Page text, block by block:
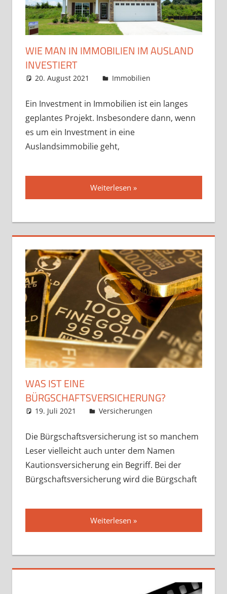
WIE MAN IN IMMOBILIEN IM AUSLAND
INVESTIERT
20. August 2021 admin
Immobilien
Ein Investment in Immobilien ist ein langes
geplantes Projekt. Insbesondere dann, wenn
es um ein Investment in eine
Auslandsimmobilie geht,
Weiterlesen
WAS IST EINE
BÜRGSCHAFTSVERSICHERUNG?
19. Juli 2021 admin
Versicherungen
Die Bürgschaftsversicherung ist so manchem
Leser vielleicht auch unter dem Namen
Kautionsversicherung ein Begriff. Bei der
Bürgschaftsversicherung wird die Bürgschaft
Weiterlesen